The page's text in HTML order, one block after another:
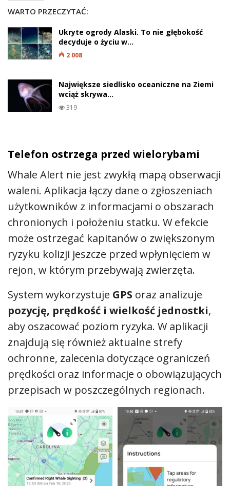
WARTO PRZECZYTAĆ:
Ukryte ogrody Alaski. To nie głębokość
decyduje o życiu w…
2 008
Największe siedlisko oceaniczne na Ziemi
wciąż skrywa…
319
Telefon ostrzega przed wielorybami
Whale Alert nie jest zwykłą mapą obserwacji
waleni. Aplikacja łączy dane o zgłoszeniach
użytkowników z informacjami o obszarach
chronionych i położeniu statku. W efekcie
może ostrzegać kapitanów o zwiększonym
ryzyku kolizji jeszcze przed wpłynięciem w
rejon, w którym przebywają zwierzęta.
System wykorzystuje GPS oraz analizuje
pozycję, prędkość i wielkość jednostki,
aby oszacować poziom ryzyka. W aplikacji
znajdują się również aktualne strefy
ochronne, zalecenia dotyczące ograniczeń
prędkości oraz informacje o obowiązujących
przepisach w poszczególnych regionach.